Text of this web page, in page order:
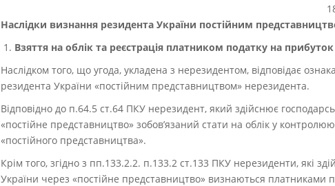
Наслідки визнання резидента України постійним
Взяття на облік та реєстрація платником податку на
Наслідком того, що угода, укладена з нерезидентом, відповідає
резидента України «постійним представництвом» нерезидента.
Відповідно до п.64.5 ст.64 ПКУ нерезидент, який здійснює
«постійне представництво» зобов’язаний стати на облік у
«постійного представництва».
Крім того, згідно з пп.133.2.2. п.133.2 ст.133 ПКУ нерезиденти, які
України через «постійне представництво» визнаються платниками